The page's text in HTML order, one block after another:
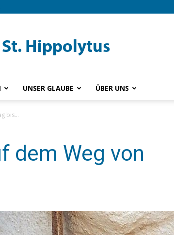
UNSER GLAUBE ÜBER UNS
bis...
dem Weg von